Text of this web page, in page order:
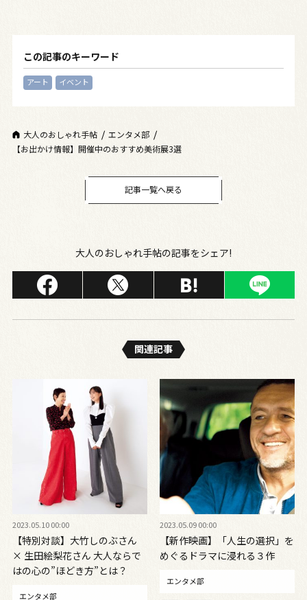
この記事のキーワード
アート イベント
大人のおしゃれ手帖
エンタメ部
【お出かけ情報】開催中のおすすめ美術展3選
記事一覧へ戻る
大人のおしゃれ手帖の記事をシェア!
関連記事
2023.05.10 00:00
【特別対談】大竹しのぶさん
× 生田絵梨花さん 大人ならで
はの心の”ほどき方”とは？
エンタメ部
2023.05.09 00:00
【新作映画】「人生の選択」を
めぐるドラマに浸れる３作
エンタメ部